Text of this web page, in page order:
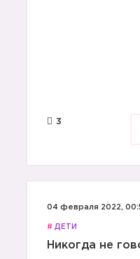
3
04 февраля 2022,
# ДЕТИ
Никогда не